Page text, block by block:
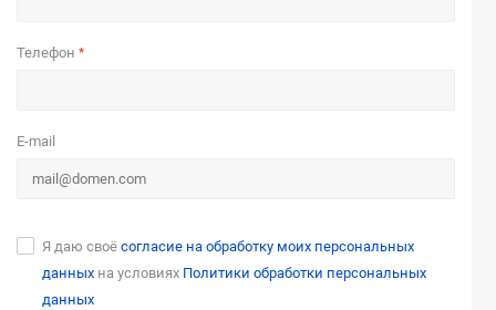
Телефон *
E-mail
Я даю своё согласие на обработку моих персональных
данных на условиях Политики обработки персональных
данных